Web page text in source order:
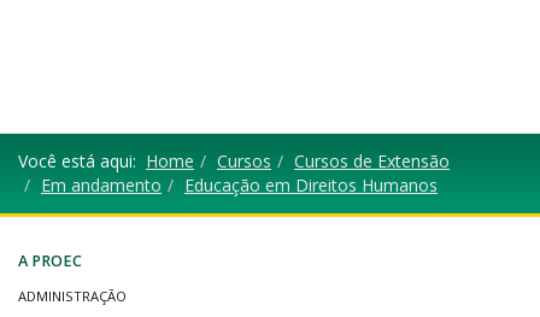
Você está aqui: Home Cursos
Cursos de Extensão
Em andamento
Educação em Direitos Humanos
A PROEC
ADMINISTRAÇÃO